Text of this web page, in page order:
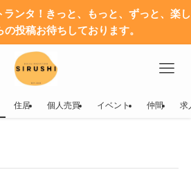
ンタ！きっと、もっと、ずっと、楽し
投稿お待ちしております。
住居 個人売買 イベント 仲間 求